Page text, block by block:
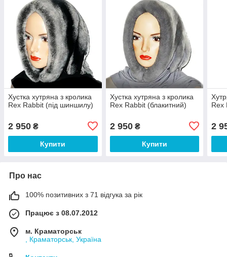
Хустка хутряна з кролика
Rex Rabbit (під шиншилу)
2 950 ₴
Купити
Хустка хутряна з кролика
Rex Rabbit (блакитний)
2 950₴
Купити
Rex
2
Про нас
100% позитивних з 71 відгука за рік
Працює з 08.07.2012
м. Краматорськ
, Краматорськ, Україна